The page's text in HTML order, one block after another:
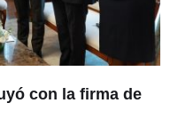
con la firma de